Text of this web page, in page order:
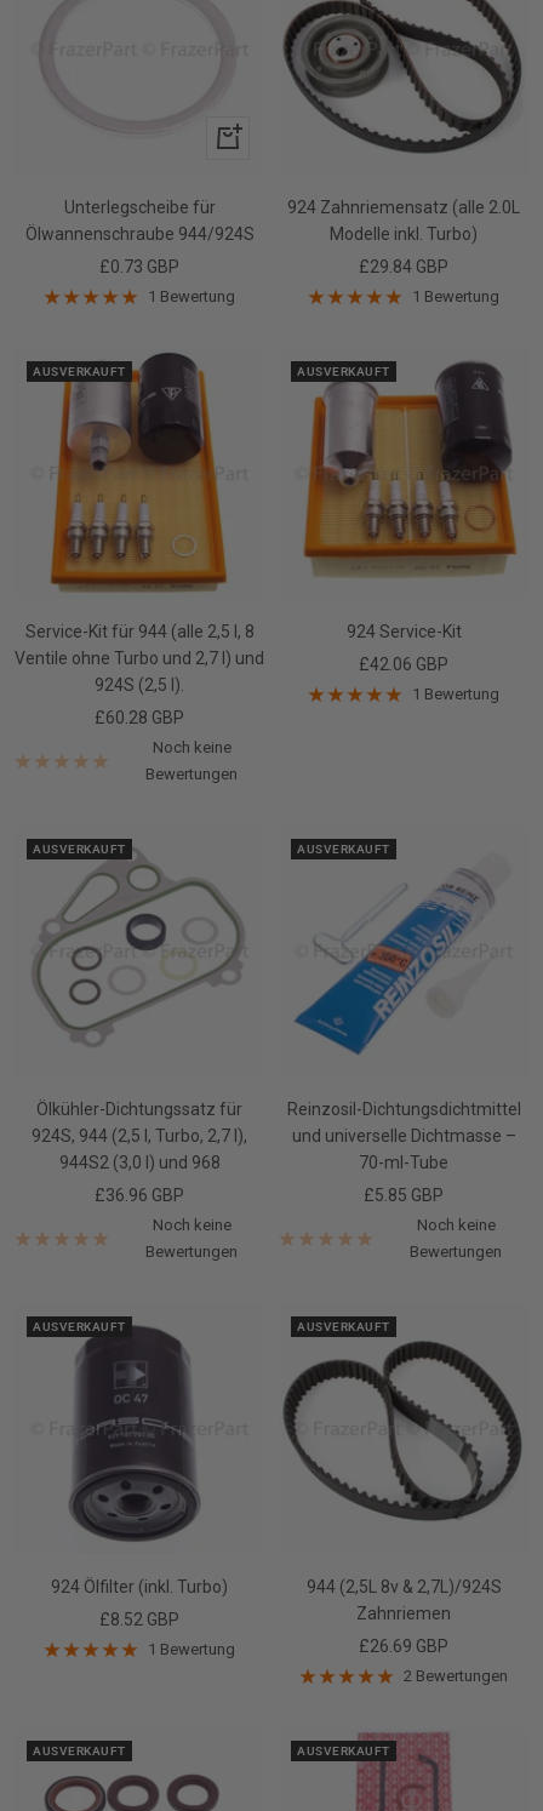
In
Unterlegscheibe für
Ölwannenschraube 944/924S
Angebotspreis
£0.73 GBP
1 Bewertung
924 Zahnriemensatz (alle 2.0L
Modelle inkl. Turbo)
Angebotspreis
£29.84 GBP
1 Bewertung
AUSVERKAUFT
Service-Kit für 944 (alle 2,5 l, 8
Ventile ohne Turbo und 2,7 l) und
924S (2,5 l).
Angebotspreis
£60.28 GBP
Noch keine
Bewertungen
AUSVERKAUFT
924 Service-Kit
Angebotspreis
£42.06 GBP
1 Bewertung
AUSVERKAUFT
Ölkühler-Dichtungssatz für
924S, 944 (2,5 l, Turbo, 2,7 l),
944S2 (3,0 l) und 968
Angebotspreis
£36.96 GBP
Noch keine
Bewertungen
AUSVERKAUFT
Reinzosil-Dichtungsdichtmittel
und universelle Dichtmasse –
70-ml-Tube
Angebotspreis
£5.85 GBP
Noch keine
Bewertungen
AUSVERKAUFT
924 Ölfilter (inkl. Turbo)
Angebotspreis
£8.52 GBP
1 Bewertung
AUSVERKAUFT
944 (2,5L 8v & 2,7L)/924S
Zahnriemen
Angebotspreis
£26.69 GBP
2 Bewertungen
AUSVERKAUFT AUSVERKAUFT